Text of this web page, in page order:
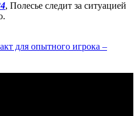
, Полесье следит за ситуацией
для опытного игрока –